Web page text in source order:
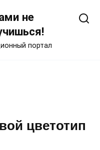
не
портал
цветотип